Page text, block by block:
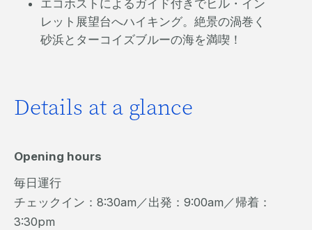
エコホストによるガイド付きでヒル・イン
レット展望台へハイキング。絶景の渦巻く
砂浜とターコイズブルーの海を満喫！
Details at a glance
Opening hours
毎日運行
チェックイン：8:30am／出発：9:00am／帰着：
3:30pm